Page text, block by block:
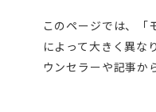
このページでは、「
によって大きく異な
ウンセラーや記事か